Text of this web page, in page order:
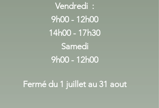
Vendredi :
9h00 - 12h00
14h00 - 17h30
Samedi
9h00 - 12h00
Fermé du 1 juillet au 31 aout